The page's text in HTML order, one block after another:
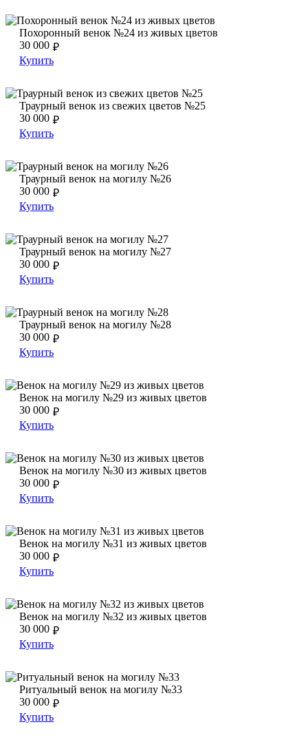
Похоронный венок №24 из живых цветов
Похоронный венок №24 из живых цветов
Похоронный венок №24 из живых цветов
₽
30 000
Купить
Траурный венок из свежих цветов №25
Траурный венок из свежих цветов №25
Траурный венок из свежих цветов №25
₽
30 000
Купить
Траурный венок на могилу №26
Траурный венок на могилу №26
Траурный венок на могилу №26
₽
30 000
Купить
Траурный венок на могилу №27
Траурный венок на могилу №27
Траурный венок на могилу №27
₽
30 000
Купить
Траурный венок на могилу №28
Траурный венок на могилу №28
Траурный венок на могилу №28
₽
30 000
Купить
Венок на могилу №29 из живых цветов
Венок на могилу №29 из живых цветов
Венок на могилу №29 из живых цветов
₽
30 000
Купить
Венок на могилу №30 из живых цветов
Венок на могилу №30 из живых цветов
Венок на могилу №30 из живых цветов
₽
30 000
Купить
Венок на могилу №31 из живых цветов
Венок на могилу №31 из живых цветов
Венок на могилу №31 из живых цветов
₽
30 000
Купить
Венок на могилу №32 из живых цветов
Венок на могилу №32 из живых цветов
Венок на могилу №32 из живых цветов
₽
30 000
Купить
Ритуальный венок на могилу №33
Ритуальный венок на могилу №33
Ритуальный венок на могилу №33
₽
30 000
Купить